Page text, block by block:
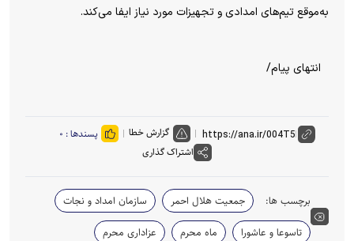
به‌موقع تیم‌های امدادی و تجهیزات مورد نیاز ایفا می‌کند.
انتهای پیام/
گزارش خطا پسندها : ۰
اشتراک گذاری
برچسب ها: جمعیت هلال احمر
سازمان امداد و نجات
تاسوعا و عاشورا
ماه محرم عزاداری محرم